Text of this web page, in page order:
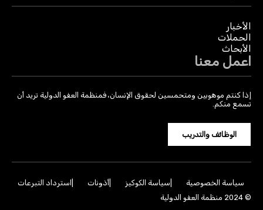
الأخبار
الحملات
الأبحاث
اعمل معنا
إذا كنتم موهوبين ومتحمسين لحقوق الإنسان، فمنظمة العفو الدولية تريد أن
تسمع منكم.
الوظائف والتدريب
سياسة الخصوصية سياسة الكوكيز أذونات
استرداد التبرعات
© 2024 منظمة العفو الدولية